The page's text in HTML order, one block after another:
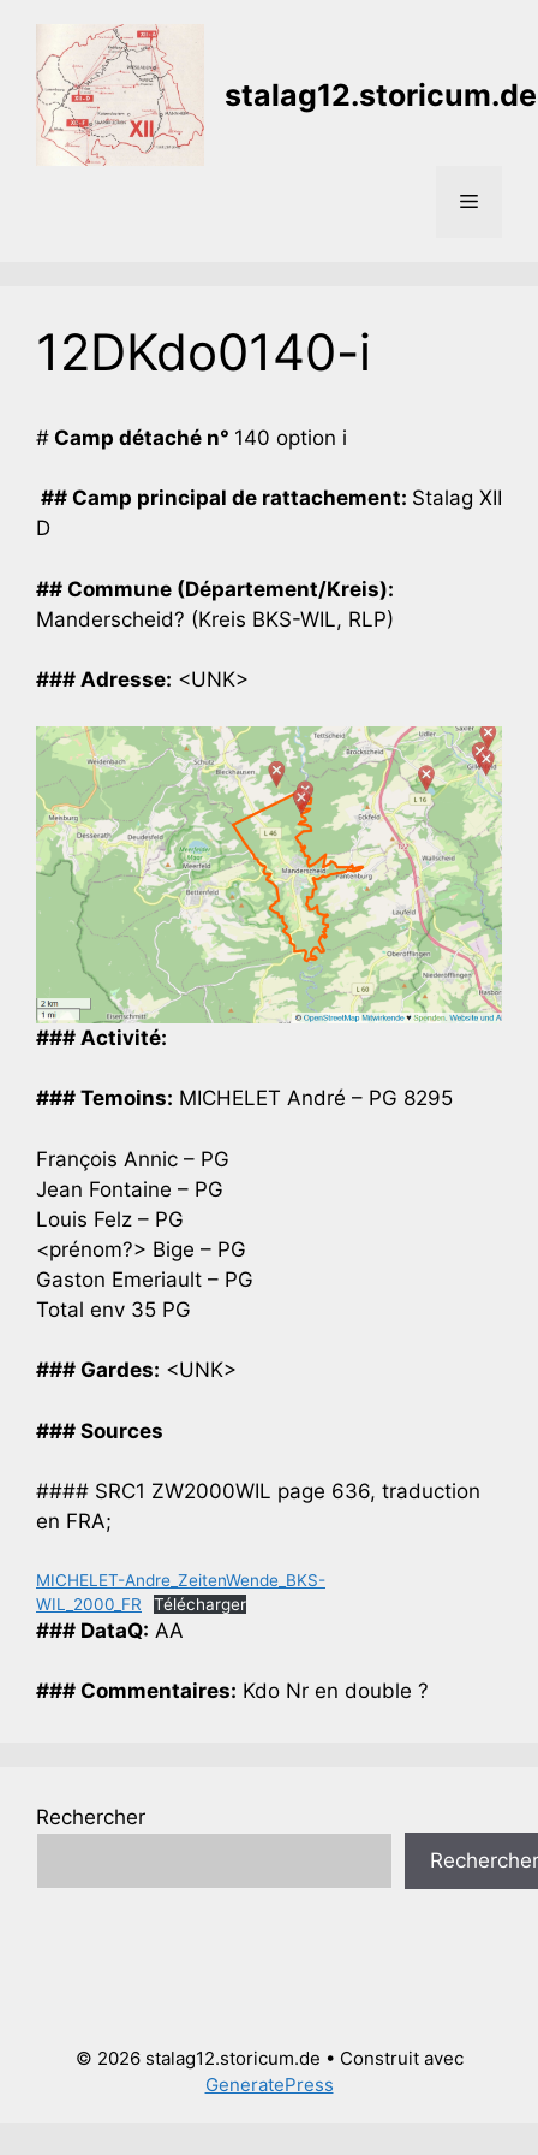
contenu
stalag12.storicum.de
Menu
12DKdo0140-i
# Camp détaché n° 140 option i
## Camp principal de rattachement: Stalag XII
D
## Commune (Département/Kreis):
Manderscheid? (Kreis BKS-WIL, RLP)
### Adresse: <UNK>
### Activité:
### Temoins: MICHELET André – PG 8295
François Annic – PG
Jean Fontaine – PG
Louis Felz – PG
<prénom?> Bige – PG
Gaston Emeriault – PG
Total env 35 PG
### Gardes: <UNK>
### Sources
#### SRC1 ZW2000WIL page 636, traduction
en FRA;
MICHELET-Andre_ZeitenWende_BKS-
WIL_2000_FR
Télécharger
### DataQ: AA
### Commentaires: Kdo Nr en double ?
Rechercher
Rechercher
© 2026 stalag12.storicum.de • Construit avec
GeneratePress